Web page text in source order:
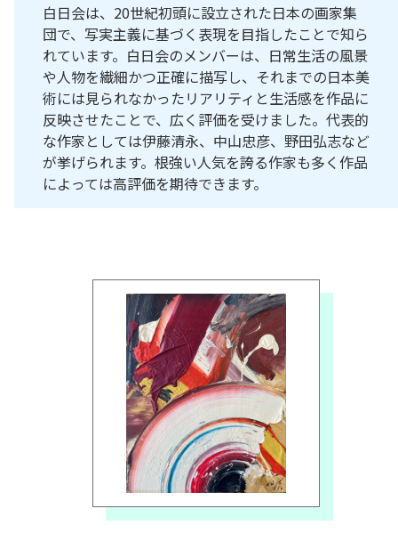
白日会は、20世紀初頭に設立された日本の画家集
団で、写実主義に基づく表現を目指したことで知ら
れています。白日会のメンバーは、日常生活の風景
や人物を繊細かつ正確に描写し、それまでの日本美
術には見られなかったリアリティと生活感を作品に
反映させたことで、広く評価を受けました。代表的
な作家としては伊藤清永、中山忠彦、野田弘志など
が挙げられます。根強い人気を誇る作家も多く作品
によっては高評価を期待できます。